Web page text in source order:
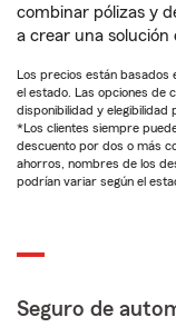
combinar pólizas y
a crear una solución
Los precios están basados
el estado. Las opciones de
disponibilidad y elegibilidad
*Los clientes siempre
descuento por dos o más
ahorros, nombres de los
podrían variar según el
Seguro de